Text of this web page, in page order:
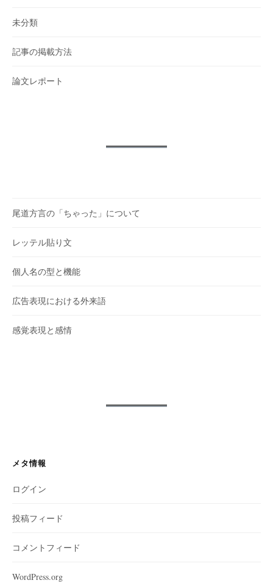
未分類
記事の掲載方法
論文レポート
尾道方言の「ちゃった」について
レッテル貼り文
個人名の型と機能
広告表現における外来語
感覚表現と感情
メタ情報
ログイン
投稿フィード
コメントフィード
WordPress.org